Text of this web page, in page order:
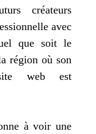
créateurs
avec
que soit le
région où son
web est
à voir une